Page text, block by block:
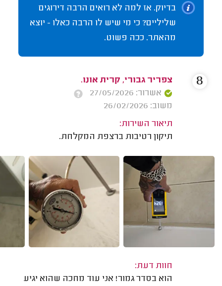
בדיוק. אז למה לא רואים הרבה דירוגים
שליליים? כי מי שיש לו הרבה כאלו - יוצא
מהאתר. ככה פשוט.
צפריר גבורי, קרית אונו.
אשרור: 27/05/2026
משוב: 26/02/2026
תיאור השירות:
תיקון רטיבות ברצפת המקלחת.
חוות דעת:
הוא בסדר גמור! אני עוד מחכה שהוא יגיע
8